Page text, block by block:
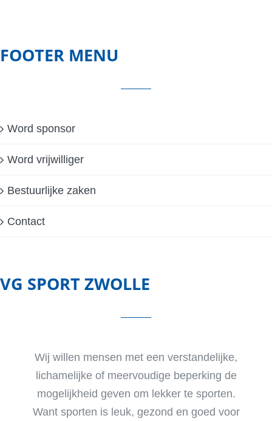
FOOTER MENU
Word sponsor
Word vrijwilliger
Bestuurlijke zaken
Contact
VG SPORT ZWOLLE
Wij willen mensen met een verstandelijke,
lichamelijke of meervoudige beperking de
mogelijkheid geven om lekker te sporten.
Want sporten is leuk, gezond en goed voor